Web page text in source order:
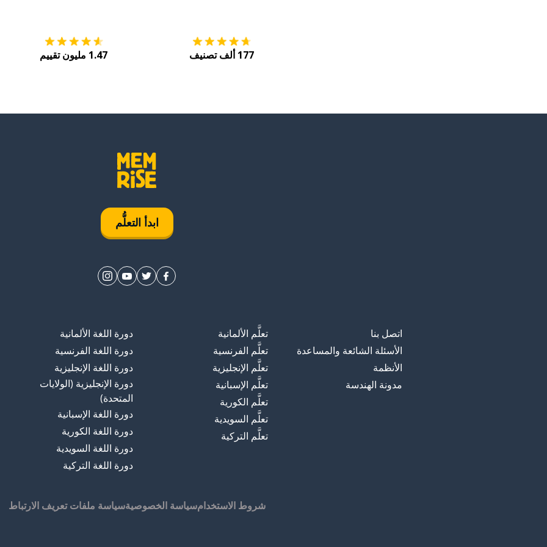
177 ألف تصنيف 1.47 مليون تقييم
ابدأ التعلُّم
اتصل بنا
الأسئلة الشائعة والمساعدة
الأنظمة
مدونة الهندسة
تعلَّم الألمانية
تعلَّم الفرنسية
تعلَّم الإنجليزية
تعلَّم الإسبانية
تعلَّم الكورية
تعلَّم السويدية
تعلَّم التركية
دورة اللغة الألمانية
دورة اللغة الفرنسية
دورة اللغة الإنجليزية
دورة الإنجليزية (الولايات
المتحدة)
دورة اللغة الإسبانية
دورة اللغة الكورية
دورة اللغة السويدية
دورة اللغة التركية
شروط الاستخدامسياسة الخصوصيةسياسة ملفات تعريف الارتباط